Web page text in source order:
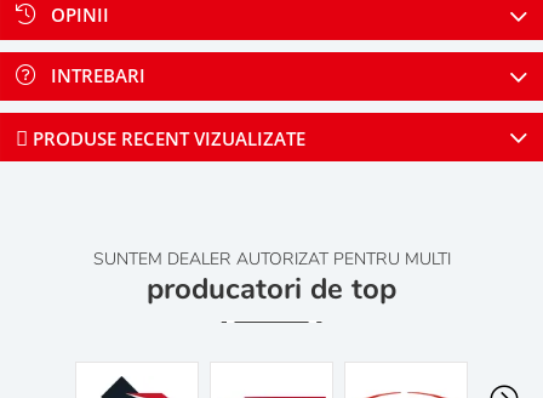
OPINII
INTREBARI
PRODUSE RECENT VIZUALIZATE
SUNTEM DEALER AUTORIZAT PENTRU MULTI
producatori de top